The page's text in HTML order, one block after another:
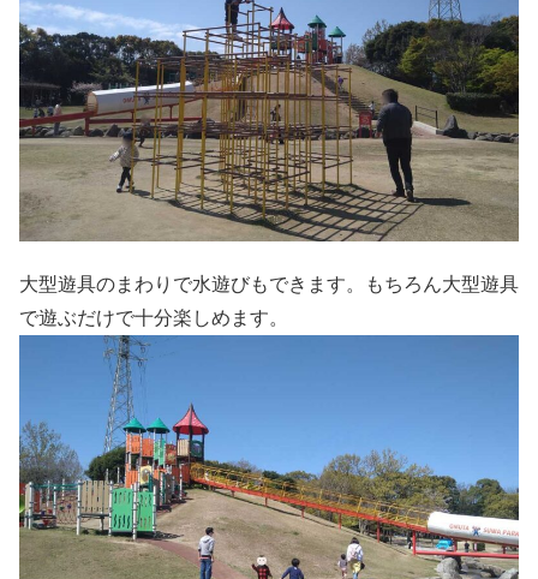
大型遊具のまわりで水遊びもできます。もちろん大型遊具
で遊ぶだけで十分楽しめます。